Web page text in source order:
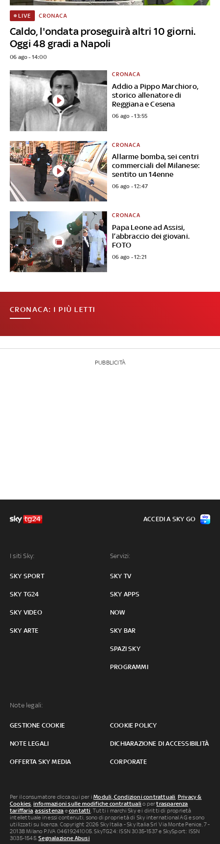
Caldo, l'ondata proseguirà altri 10 giorni.
Oggi 48 gradi a Napoli
LIVE CRONACA
06 ago - 14:00
Addio a Pippo Marchioro,
storico allenatore di
Reggiana e Cesena
CRONACA
06 ago - 13:55
Allarme bomba, sei centri
commerciali del Milanese:
sentito un 14enne
CRONACA
06 ago - 12:47
Papa Leone ad Assisi,
l’abbraccio dei giovani.
FOTO
CRONACA
06 ago - 12:21
CRONACA: I PIÙ LETTI
PUBBLICITÀ
I siti Sky:
SKY SPORT
SKY TG24
SKY VIDEO
SKY ARTE
Servizi:
SKY TV
SKY APPS
NOW
SKY BAR
SPAZI SKY
PROGRAMMI
Note legali:
GESTIONE COOKIE COOKIE POLICY
NOTE LEGALI DICHIARAZIONE DI ACCESSIBILITÀ
OFFERTA SKY MEDIA CORPORATE
ACCEDI A SKY GO
Per il consumatore clicca qui per iModuli, Condizioni contrattuali, Privacy &
Cookies, informazioni sulle modifiche contrattuali o pertrasparenza
tariffaria,assistenza econtatti. Tutti i marchi Sky e i diritti di proprietà
intellettuale in essi contenuti, sono di proprietà di Sky international AG e sono
utilizzati su licenza. Copyright 2026 Sky Italia - Sky Italia Srl Via Monte Penice, 7 -
20138 Milano P.IVA 04619241005. SkyTG24: ISSN 3035-1537 e SkySport: ISSN
3035-1545.Segnalazione Abusi